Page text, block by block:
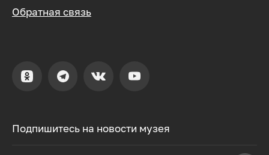
Подпишитесь на новости музея
Обратная связь